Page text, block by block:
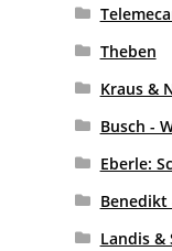
Theben
Kraus &
Busch -
Eberle:
Benedikt
Landis &